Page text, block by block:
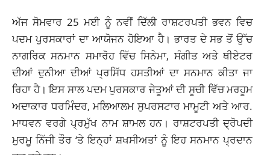
ਅੱਜ ਸੋਮਵਾਰ 25 ਮਈ ਨੂੰ ਨਵੀਂ ਦਿੱਲੀ ਰਾਸ਼ਟਰਪਤੀ ਭਵਨ ਵਿਚ
ਪਦਮ ਪੁਰਸਕਾਰਾਂ ਦਾ ਆਯੋਜਨ ਹੋਇਆ ਹੈ। ਭਾਰਤ ਦੇ ਸਭ ਤੋਂ ਉੱਚ
ਨਾਗਰਿਕ ਸਨਮਾਨ ਸਮਾਰੋਹ ਵਿੱਚ ਸਿਨੇਮਾ, ਸੰਗੀਤ ਅਤੇ ਥੀਏਟਰ
ਦੀਆਂ ਦੁਨੀਆ ਦੀਆਂ ਪ੍ਰਸਿੱਧ ਹਸਤੀਆਂ ਦਾ ਸਨਮਾਨ ਕੀਤਾ ਜਾ
ਰਿਹਾ ਹੈ। ਇਸ ਸਾਲ ਪਦਮ ਪੁਰਸਕਾਰ ਜੇਤੂਆਂ ਦੀ ਸੂਚੀ ਵਿੱਚ ਮਰਹੂਮ
ਅਦਾਕਾਰ ਧਰਮਿੰਦਰ, ਮਲਿਆਲਮ ਸੁਪਰਸਟਾਰ ਮਾਮੂਟੀ ਅਤੇ ਆਰ.
ਮਾਧਵਨ ਵਰਗੇ ਪ੍ਰਮੁੱਖ ਨਾਮ ਸ਼ਾਮਲ ਹਨ। ਰਾਸ਼ਟਰਪਤੀ ਦ੍ਰੋਪਦੀ
ਮੁਰਮੂ ਨਿੱਜੀ ਤੌਰ ‘ਤੇ ਇਨ੍ਹਾਂ ਸ਼ਖਸੀਅਤਾਂ ਨੂੰ ਇਹ ਸਨਮਾਨ ਪ੍ਰਦਾਨ